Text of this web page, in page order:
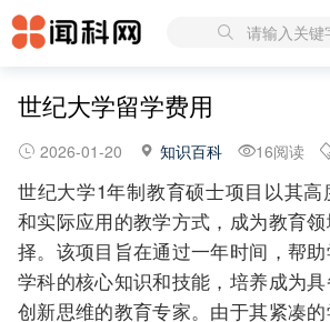
请输入关键
世纪大学留学费用
2026-01-20 知识百科 16阅读
世纪大学1年制教育硕士项目以其
和实际应用的教学方式，成为教育
择。该项目旨在通过一年时间，帮
学科的核心知识和技能，培养成为
创新思维的教育专家。由于其紧凑